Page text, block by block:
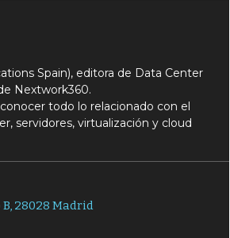
Spain), editora de Data Center
Nextwork360.
todo lo relacionado con el
servidores, virtualización y cloud
B, 28028 Madrid